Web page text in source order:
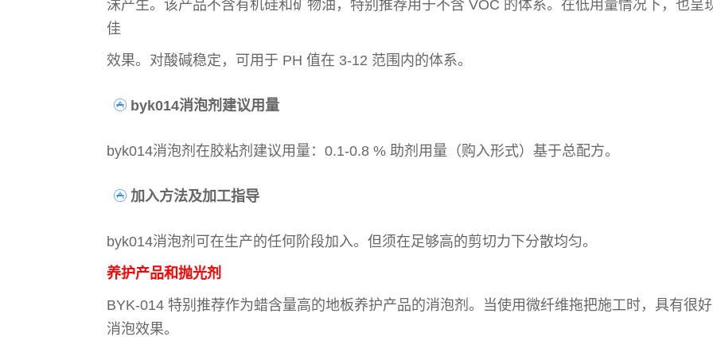
沫产生。该产品不含有机硅和矿物油，特别推荐用于不含 VOC 的体系。在低用量情况下，也呈
佳
效果。对酸碱稳定，可用于 PH 值在 3-12 范围内的体系。
byk014消泡剂建议用量
byk014消泡剂在胶粘剂建议用量：0.1-0.8 % 助剂用量（购入形式）基于总配方。
加入方法及加工指导
byk014消泡剂可在生产的任何阶段加入。但须在足够高的剪切力下分散均匀。
养护产品和抛光剂
BYK-014 特别推荐作为蜡含量高的地板养护产品的消泡剂。当使用微纤维拖把施工时，具有很
消泡效果。